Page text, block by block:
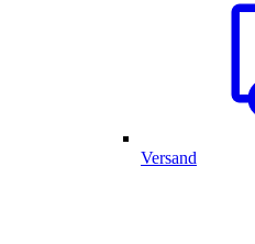
Versand